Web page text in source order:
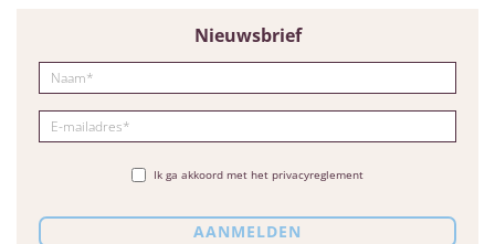
Nieuwsbrief
Ik ga akkoord met het privacyreglement